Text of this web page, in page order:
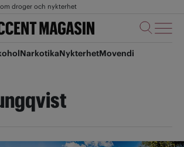
droger och nykterhet
NarkotikaNykterhetMovendi